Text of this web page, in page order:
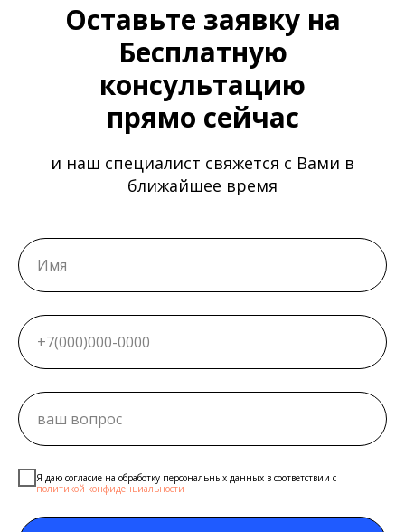
Оставьте заявку на
Бесплатную
консультацию
прямо сейчас
и наш специалист свяжется с Вами в
ближайшее время
Я даю согласие на обработку персональных данных в соответствии с
политикой конфиденциальности